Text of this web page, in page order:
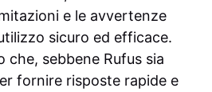
e le avvertenze
sicuro ed efficace.
che, sebbene Rufus sia
fornire risposte rapide e